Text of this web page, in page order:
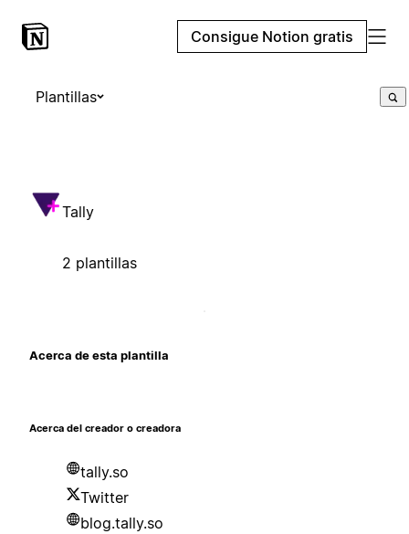
Consigue Notion gratis
Plantillas
Tally
2 plantillas
Acerca de esta plantilla
Acerca del creador o creadora
tally.so
Twitter
blog.tally.so